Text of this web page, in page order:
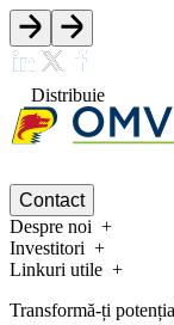
Distribuie
Contact
Despre noi
Investitori
Linkuri utile
Transformă-ți